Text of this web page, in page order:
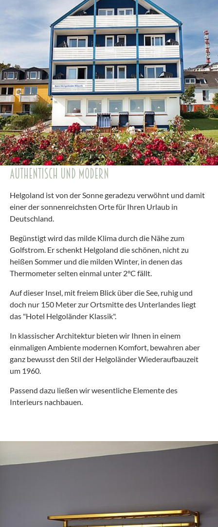
AUTHENTISCH UND MODERN
Helgoland ist von der Sonne geradezu verwöhnt und damit
einer der sonnenreichsten Orte für Ihren Urlaub in
Deutschland.
Begünstigt wird das milde Klima durch die Nähe zum
Golfstrom. Er schenkt Helgoland die schönen, nicht zu
heißen Sommer und die milden Winter, in denen das
Thermometer selten einmal unter 2°C fällt.
Auf dieser Insel, mit freiem Blick über die See, ruhig und
doch nur 150 Meter zur Ortsmitte des Unterlandes liegt
das "Hotel Helgoländer Klassik".
In klassischer Architektur bieten wir Ihnen in einem
einmaligen Ambiente modernen Komfort, bewahren aber
ganz bewusst den Stil der Helgoländer Wiederaufbauzeit
um 1960.
Passend dazu ließen wir wesentliche Elemente des
Interieurs nachbauen.